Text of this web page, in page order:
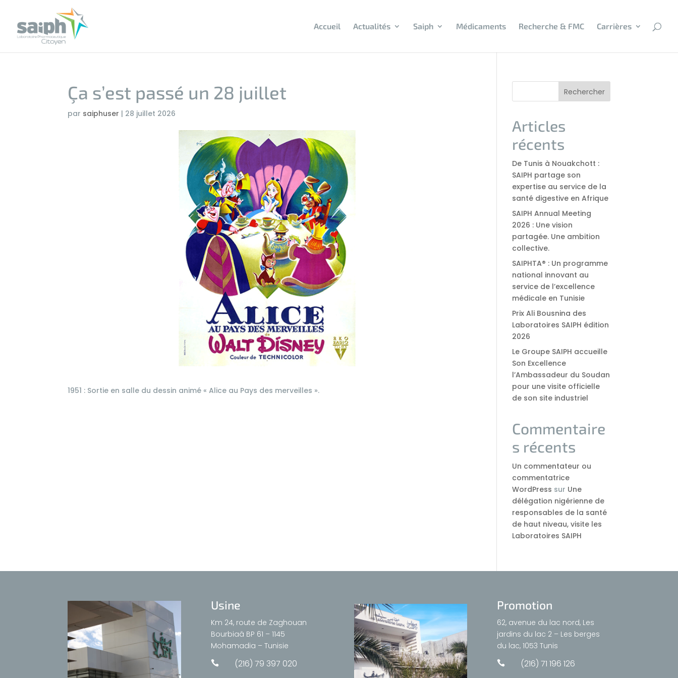
Accueil Actualités Saiph Médicaments Recherche & FMC Carrières
Ça s’est passé un 28 juillet
par saiphuser | 28 juillet 2026
1951 : Sortie en salle du dessin animé « Alice au Pays des merveilles ».
Rechercher
Articles
récents
De Tunis à Nouakchott :
SAIPH partage son
expertise au service de la
santé digestive en Afrique
SAIPH Annual Meeting
2026 : Une vision
partagée. Une ambition
collective.
SAIPHTA® : Un programme
national innovant au
service de l’excellence
médicale en Tunisie
Prix Ali Bousnina des
Laboratoires SAIPH édition
2026
Le Groupe SAIPH accueille
Son Excellence
l’Ambassadeur du Soudan
pour une visite officielle
de son site industriel
Commentaire
s récents
Un commentateur ou
commentatrice
WordPress sur Une
délégation nigérienne de
responsables de la santé
de haut niveau, visite les
Laboratoires SAIPH
Usine
Km 24, route de Zaghouan
Bourbiaâ BP 61 – 1145
Mohamadia – Tunisie
 (216) 79 397 020
Promotion
62, avenue du lac nord, Les
jardins du lac 2 – Les berges
du lac, 1053 Tunis
 (216) 71 196 126